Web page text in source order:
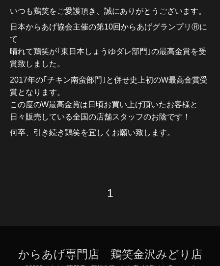
いつも鶏笑をご愛護頂き、誠にありがとうございます。
日本からあげ協会主催の第10回からあげグランプリⓇに
て
晴れて鶏笑が｢東日本しょうゆダレ部門｣の最高金賞を受
賞致しました。
2017年の｢チキン南蛮部門｣と併せ史上初のW最高金賞受
賞となります。
この度のW最高金賞は日頃お買い上げ頂いたお客様と
日々販売している全国の店舗スタッフのお陰です！
何卒、引き続き鶏笑を宜しくお願い致します。
1
からあげ専門店 鶏笑金沢みどり店